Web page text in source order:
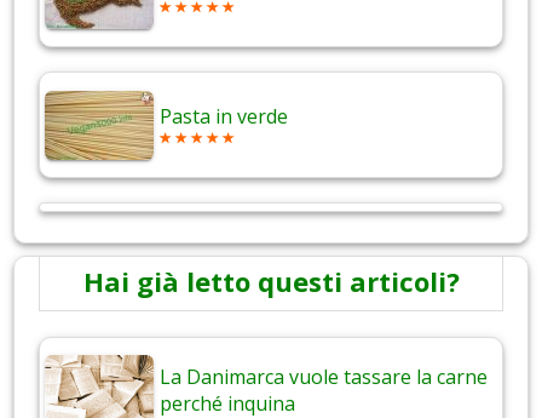
Pasta in verde
Hai già letto questi articoli?
La Danimarca vuole tassare la carne
perché inquina